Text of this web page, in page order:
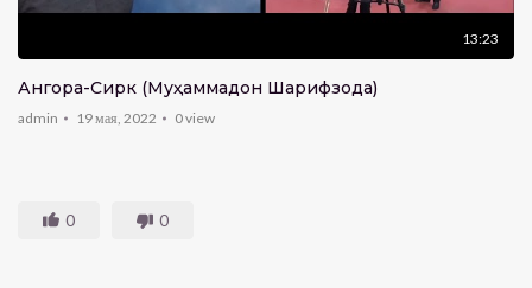
13:23
Ангора-Сирк (Муҳаммадҷон Шарифзода)
admin 19 мая, 2022 0view
0 0